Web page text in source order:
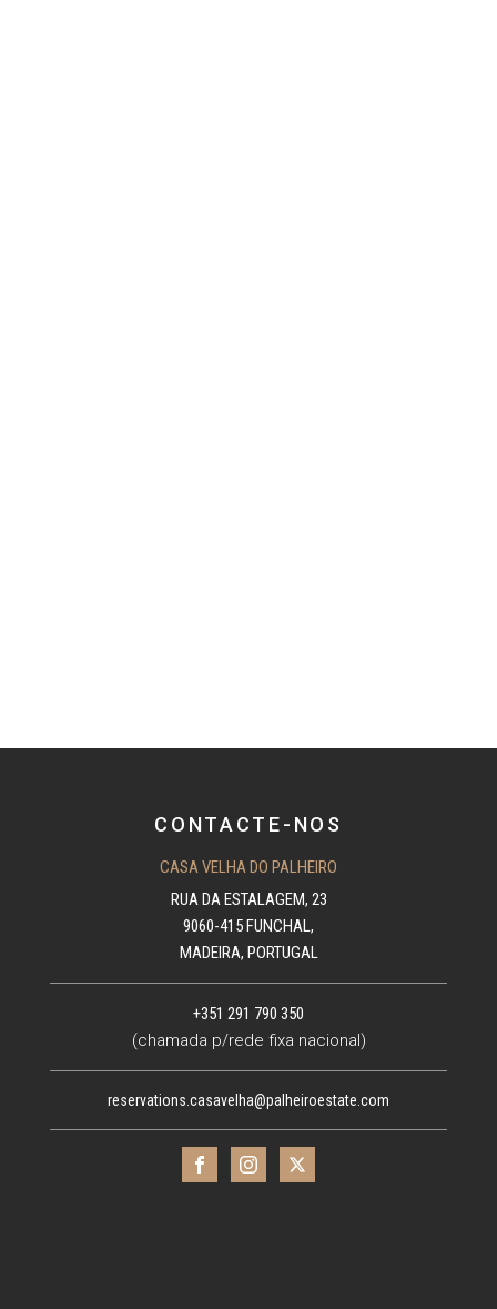
CONTACTE-NOS
CASA VELHA DO PALHEIRO
RUA DA ESTALAGEM, 23
9060-415 FUNCHAL,
MADEIRA, PORTUGAL
+351 291 790 350
(chamada p/rede fixa nacional)
reservations.casavelha@palheiroestate.com